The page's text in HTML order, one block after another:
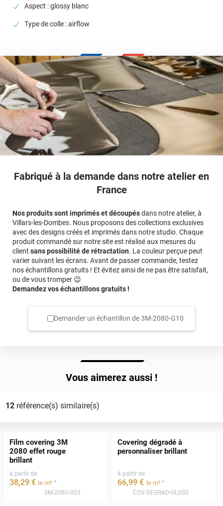
Aspect : glossy blanc
Type de colle : airflow
Fabriqué à la demande dans notre atelier en
France
Nos produits sont imprimés et découpésdans notre atelier, à
Villars-les-Dombes. Nous proposons des collections exclusives
avec des designs créés et imprimés dans notre studio. Chaque
produit commandé sur notre site est réalisé aux mesures du
client sans possibilité de rétractation. La couleur perçue peut
varier suivant les écrans. Avant de passer commande, testez
nos échantillons gratuits ! Et évitez ainsi de ne pas être satisfait,
ou de vous tromper 😉
Demandez vos échantillons gratuits !
Demander un échantillon de3M-2080-G10
Vous aimerez aussi !
12référence(s) similaire(s)
Film covering 3M
2080 effet rouge
brillant
à partir de
38,29 € le m² *
3M-2080-G53
Covering dégradé à
personnaliser brillant
à partir de
66,99 € le m²*
COV-DEGRAD-GLOSS